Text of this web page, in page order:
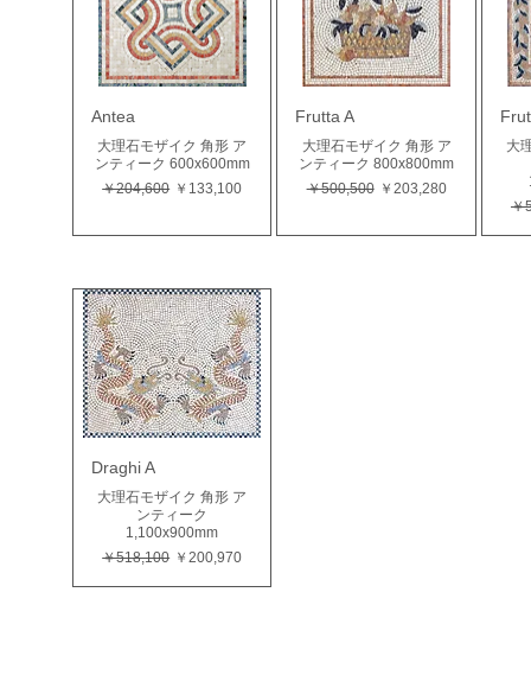
Antea
大理石モザイク 角形 ア
ンティーク 600x600mm
通常価格
￥204,600 セール価格
￥133,100
Frutta A
大理石モザイク 角形 ア
ンティーク 800x800mm
通常価格
￥500,500 セール価格
￥203,280
大
通
￥
Draghi A
大理石モザイク 角形 ア
ンティーク
1,100x900mm
通常価格
￥518,100 セール価格
￥200,970